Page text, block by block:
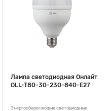
Лампа светодиодная Онлайт
OLL-T80-30-230-840-E27
Энергосберегающие светодиодные